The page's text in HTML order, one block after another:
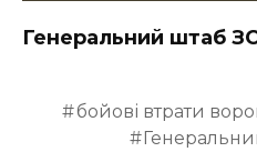
Генеральний штаб
бойові втрати